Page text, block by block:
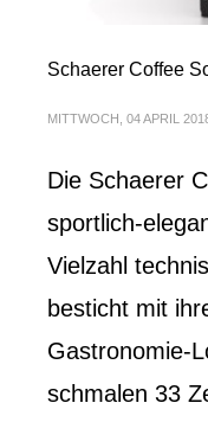
Schaerer Coffee
MITTWOCH, 04 APRIL
Die Schaerer
sportlich-
Vielzahl
besticht mit
Gastronomie-
schmalen 33